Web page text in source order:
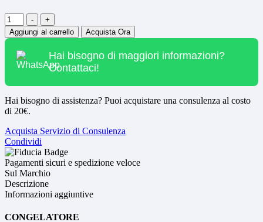
Quantità-
+
Aggiungi al carrello
Acquista Ora
Hai bisogno di maggiori informazioni?
Contattaci!
Hai bisogno di assistenza? Puoi acquistare una consulenza al costo
di 20€.
Acquista Servizio di Consulenza
Condividi
Pagamenti sicuri e spedizione veloce
Sul Marchio
Descrizione
Informazioni aggiuntive
CONGELATORE